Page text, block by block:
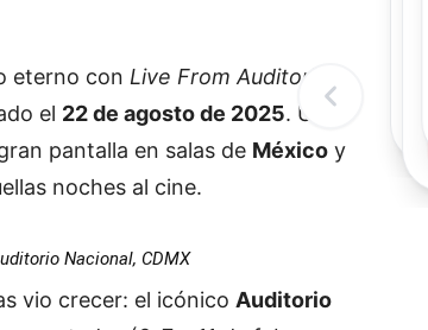
eterno con Live From Auditorio
el 22 de agosto de 2025. Un
pantalla en salas de México y
noches al cine.
Nacional, CDMX
vio crecer: el icónico Auditorio